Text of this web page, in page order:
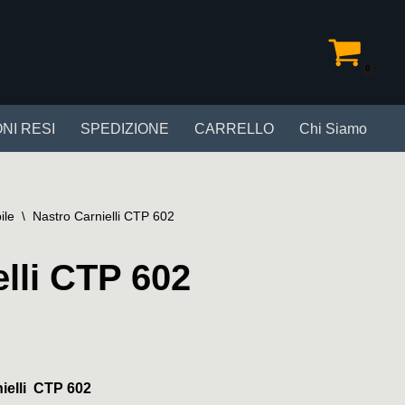
RESI SPEDIZIONE CARRELLO Chi Siamo
\ Nastro Carnielli CTP 602
CTP 602
CTP 602